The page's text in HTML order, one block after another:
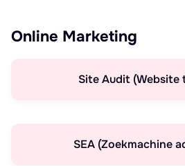
Online Marketing
Site Audit
SEA (Zoekmachine